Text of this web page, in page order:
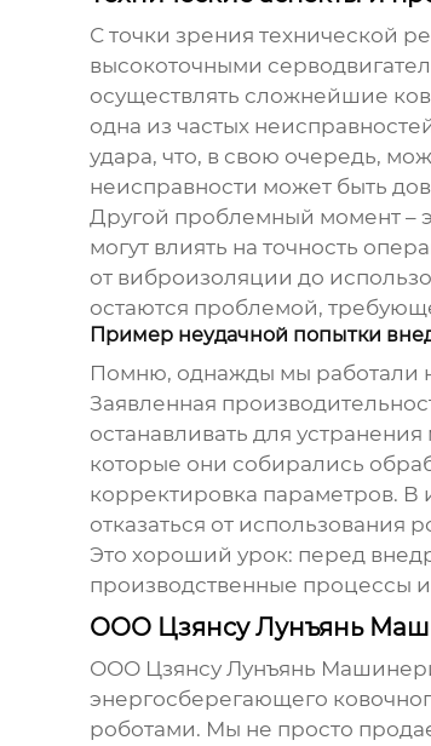
С точки зрения технической
высокоточными
осуществлять сложнейшие
одна из частых
удара, что, в свою очередь,
неисправности может быть
Другой проблемный момент –
могут влиять на точность
от виброизоляции до
остаются проблемой,
Пример неудачной попытки
Помню, однажды мы работали
Заявленная
останавливать для
которые они собирались
корректировка параметров.
отказаться от использования
Это хороший урок: перед
производственные процессы
ООО Цзянсу Лунъянь
ООО Цзянсу Лунъянь
энергосберегающего
роботами. Мы не просто